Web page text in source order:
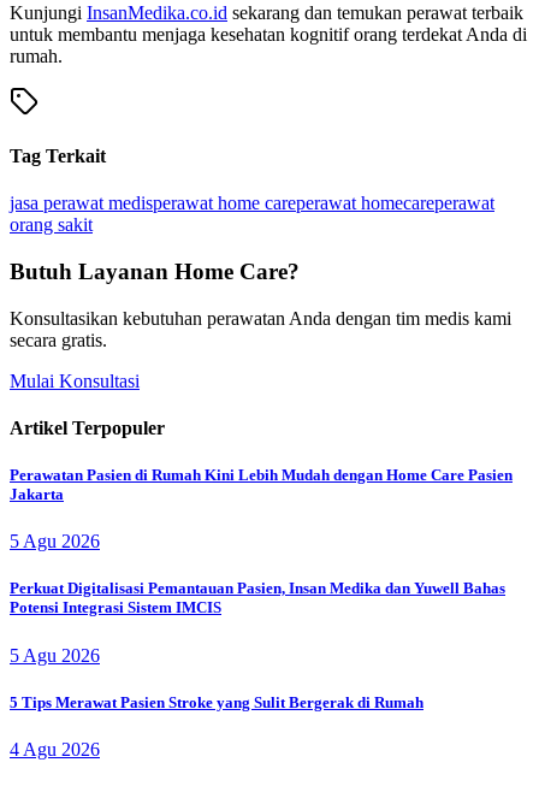
Kunjungi InsanMedika.co.id sekarang dan temukan perawat terbaik
untuk membantu menjaga kesehatan kognitif orang terdekat Anda di
rumah.
Tag Terkait
jasa perawat medisperawat home careperawat homecareperawat
orang sakit
Butuh Layanan Home Care?
Konsultasikan kebutuhan perawatan Anda dengan tim medis kami
secara gratis.
Mulai Konsultasi
Artikel Terpopuler
Perawatan Pasien di Rumah Kini Lebih Mudah dengan Home Care Pasien
Jakarta
5 Agu 2026
Perkuat Digitalisasi Pemantauan Pasien, Insan Medika dan Yuwell Bahas
Potensi Integrasi Sistem IMCIS
5 Agu 2026
5 Tips Merawat Pasien Stroke yang Sulit Bergerak di Rumah
4 Agu 2026